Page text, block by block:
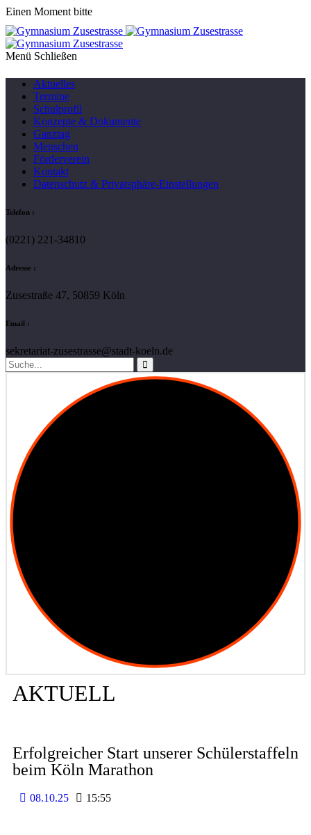
Einen Moment bitte
Menü
Aktuelles
Termine
Schulprofil
Konzepte & Dokumente
Ganztag
Menschen
Förderverein
Kontakt
Datenschutz & Privatsphäre-Einstellungen
Telefon :
(0221) 221-34810
Adresse :
Zusestraße 47, 50859 Köln
Email :
sekretariat-zusestrasse@stadt-koeln.de
AKTUELL
Erfolgreicher Start unserer Schülerstaffeln
beim Köln Marathon
08.10.25 15:55